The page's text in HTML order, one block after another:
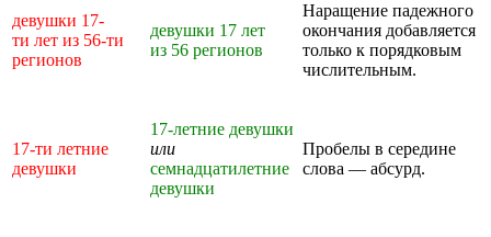
девушки 17-
ти лет из 56-ти
регионов
девушки 17 лет
из 56 регионов
Наращение падежного
окончания добавляется
только к порядковым
числительным.
17-ти летние
девушки
17-летние девушки
или
семнадцатилетние
девушки
Пробелы в середине
слова — абсурд.